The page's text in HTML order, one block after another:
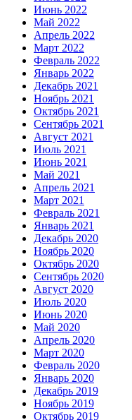
Июнь 2022
Май 2022
Апрель 2022
Март 2022
Февраль 2022
Январь 2022
Декабрь 2021
Ноябрь 2021
Октябрь 2021
Сентябрь 2021
Август 2021
Июль 2021
Июнь 2021
Май 2021
Апрель 2021
Март 2021
Февраль 2021
Январь 2021
Декабрь 2020
Ноябрь 2020
Октябрь 2020
Сентябрь 2020
Август 2020
Июль 2020
Июнь 2020
Май 2020
Апрель 2020
Март 2020
Февраль 2020
Январь 2020
Декабрь 2019
Ноябрь 2019
Октябрь 2019